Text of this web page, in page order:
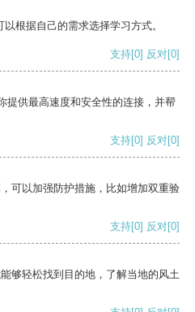
根据自己的需求选择学习方式。
支持[0] 反对[0]
提供最高速度和安全性的连接，并帮
支持[0] 反对[0]
可以加强防护措施，比如增加双重验
支持[0] 反对[0]
够轻松找到目的地，了解当地的风土